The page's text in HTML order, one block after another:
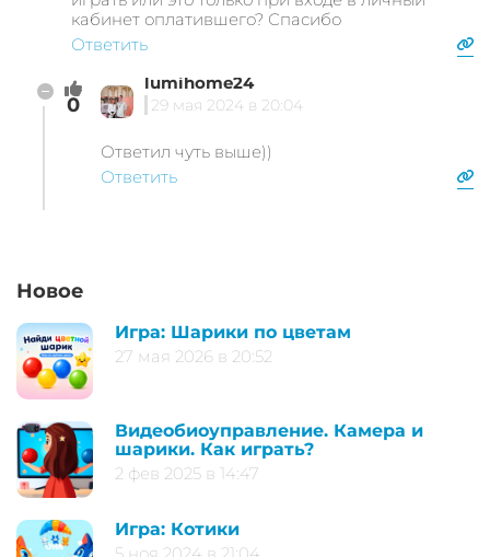
кабинет оплатившего? Спасибо
Ответить
0
lumihome24
29 мая 2024 в 20:04
Ответил чуть выше))
Ответить
Новое
Игра: Шарики по цветам
27 мая 2026 в 20:52
Видеобиоуправление. Камера и
шарики. Как играть?
2 фев 2025 в 14:47
Игра: Котики